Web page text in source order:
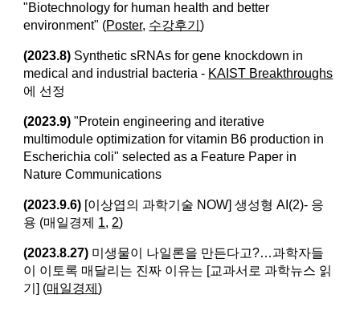
"Biotechnology for human health and better
environment" (Poster, 수강후기)
(2023.8) Synthetic sRNAs for gene knockdown in
medical and industrial bacteria - KAIST Breakthroughs
에 선정
(2023.9) "Protein engineering and iterative
multimodule optimization for vitamin B6 production in
Escherichia coli" selected as a Feature Paper in
Nature Communications
(2023.9.6) [이상엽의 과학기술 NOW] 생성형 AI(2)- 응
용 (매일경제 1, 2)
(2023.8.27) 미생물이 나일론을 만든다고?…과학자들
이 이토록 매달리는 진짜 이유는 [교과서로 과학뉴스 읽
기] (매일경제)